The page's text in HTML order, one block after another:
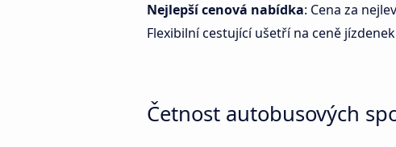
Nejlepší cenová nabídka: Cena za
Flexibilní cestující ušetří na ceně
Četnost autobusových